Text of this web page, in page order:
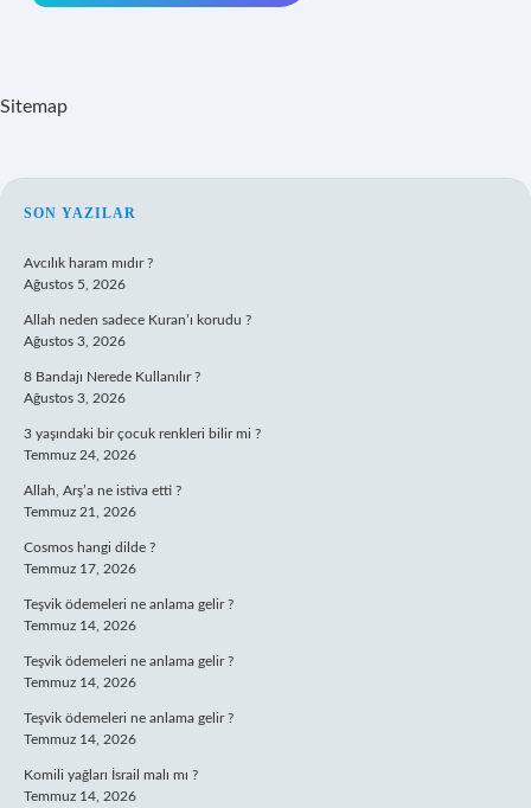
Sitemap
SIDEBAR
SON YAZILAR
Avcılık haram mıdır ?
Ağustos 5, 2026
Allah neden sadece Kuran’ı korudu ?
Ağustos 3, 2026
8 Bandajı Nerede Kullanılır ?
Ağustos 3, 2026
3 yaşındaki bir çocuk renkleri bilir mi ?
Temmuz 24, 2026
Allah, Arş’a ne istiva etti ?
Temmuz 21, 2026
Cosmos hangi dilde ?
Temmuz 17, 2026
Teşvik ödemeleri ne anlama gelir ?
Temmuz 14, 2026
Teşvik ödemeleri ne anlama gelir ?
Temmuz 14, 2026
Teşvik ödemeleri ne anlama gelir ?
Temmuz 14, 2026
Komili yağları İsrail malı mı ?
Temmuz 14, 2026